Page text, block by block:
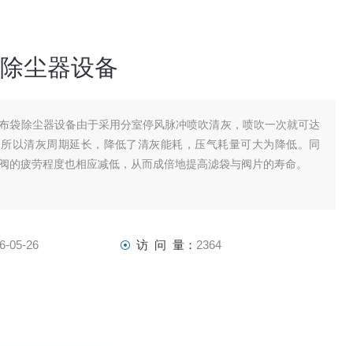
尘器设备
袋除尘器设备由于采用分室停风脉冲喷吹清灰，喷吹一次就可达
以清灰周期延长，降低了清灰能耗，压气耗量可大为降低。同
的疲劳程度也相应减低，从而成倍地提高滤袋与阀片的寿命。
05-26 访 问 量： 2364